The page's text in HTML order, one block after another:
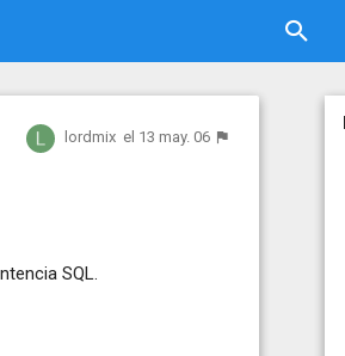
lordmix el 13 may. 06
SQL.